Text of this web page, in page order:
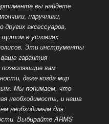
вы найдете
наручники,
аксессуаров,
щитом в условиях
Эти инструменты
гарантия
позволяющие вам
даже когда мир
Мы понимаем, что
необходимость, и наша
необходимым для
Выбирайте ARMS